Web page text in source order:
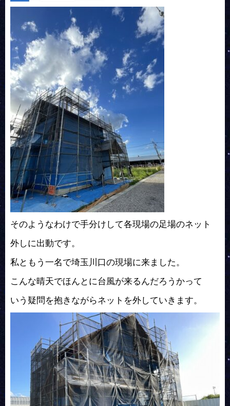
そのようなわけで手分けして各現場の足場のネット
外しに出動です。
私ともう一名で埼玉川口の現場に来ました。
こんな晴天でほんとに台風が来るんだろうかって
いう疑問を抱きながらネットを外していきます。